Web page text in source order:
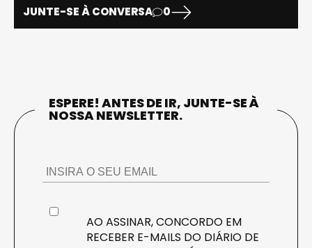
JUNTE-SE À CONVERSA 0
ESPERE! ANTES DE IR, JUNTE-SE À
NOSSA NEWSLETTER.
AO ASSINAR, CONCORDO EM
RECEBER E-MAILS DO DIÁRIO DE